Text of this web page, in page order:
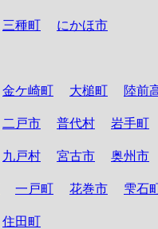
三種町 にかほ市
金ケ崎町 大槌町 陸前
二戸市 普代村 岩手町
九戸村 宮古市 奥州市
一戸町 花巻市 雫石
住田町